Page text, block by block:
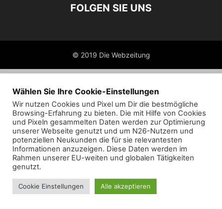
FOLGEN SIE UNS
© 2019 Die Webzeitung
Wählen Sie Ihre Cookie-Einstellungen
Wir nutzen Cookies und Pixel um Dir die bestmögliche
Browsing-Erfahrung zu bieten. Die mit Hilfe von Cookies
und Pixeln gesammelten Daten werden zur Optimierung
unserer Webseite genutzt und um N26-Nutzern und
potenziellen Neukunden die für sie relevantesten
Informationen anzuzeigen. Diese Daten werden im
Rahmen unserer EU-weiten und globalen Tätigkeiten
genutzt.
Cookie Einstellungen Alle akzeptieren